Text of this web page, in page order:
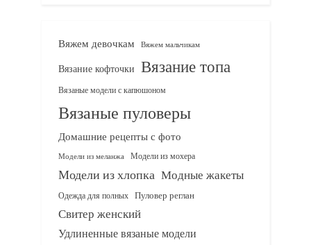
Вяжем девочкам Вяжем мальчикам
Вязание кофточки Вязание топа
Вязаные модели с капюшоном
Вязаные пуловеры
Домашние рецепты с фото
Модели из меланжа Модели из мохера
Модели из хлопка Модные жакеты
Одежда для полных Пуловер реглан
Свитер женский
Удлиненные вязаные модели